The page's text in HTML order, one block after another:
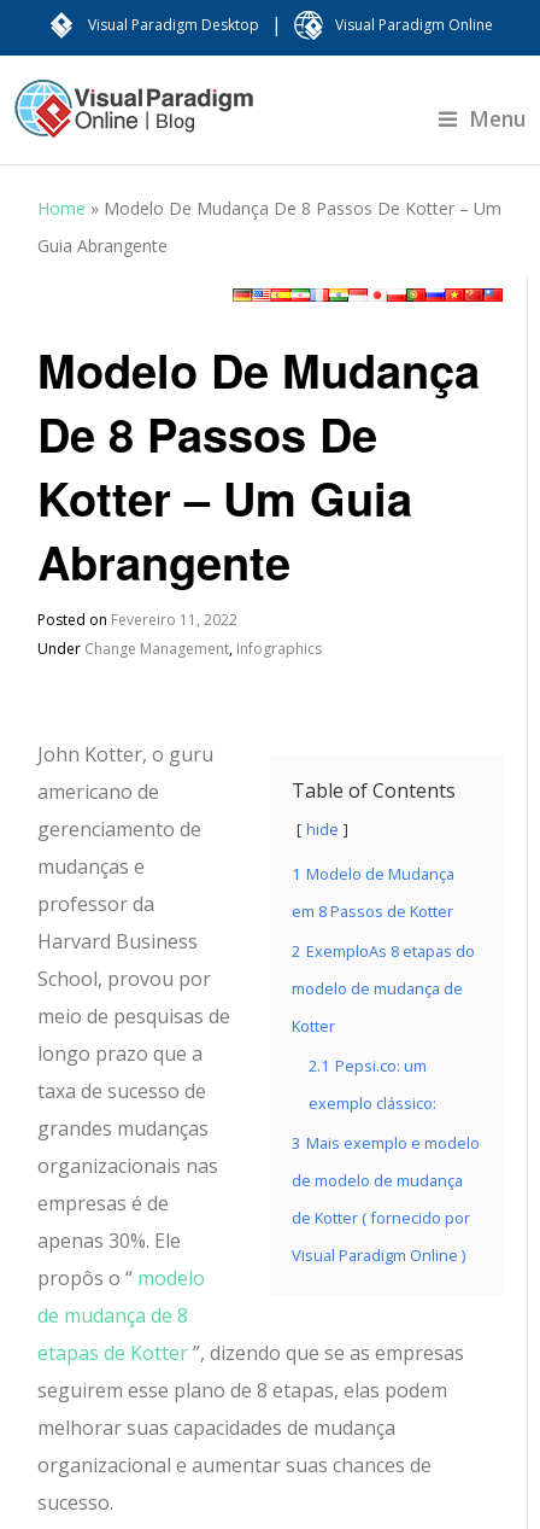
Visual Paradigm Desktop | Visual Paradigm Online
Menu
Home » Modelo De Mudança De 8 Passos De Kotter – Um
Guia Abrangente
Modelo De Mudança
De 8 Passos De
Kotter – Um Guia
Abrangente
Posted on Fevereiro 11, 2022
Under Change Management, Infographics
Table of Contents
hide
1 Modelo de Mudança
em 8 Passos de Kotter
2 ExemploAs 8 etapas do
modelo de mudança de
Kotter
2.1 Pepsi.co: um
exemplo clássico:
3 Mais exemplo e modelo
de modelo de mudança
de Kotter ( fornecido por
Visual Paradigm Online )
John Kotter, o guru
americano de
gerenciamento de
mudanças e
professor da
Harvard Business
School, provou por
meio de pesquisas de
longo prazo que a
taxa de sucesso de
grandes mudanças
organizacionais nas
empresas é de
apenas 30%. Ele
propôs o “ modelo
de mudança de 8
etapas de Kotter”, dizendo que se as empresas
seguirem esse plano de 8 etapas, elas podem
melhorar suas capacidades de mudança
organizacional e aumentar suas chances de
sucesso.